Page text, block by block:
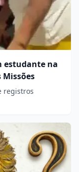
estudante na
Missões
registros